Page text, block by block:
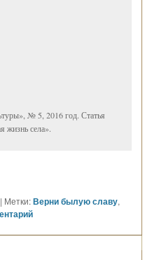
№ 5, 2016 год. Статья
жизнь села».
| Метки:Верни былую славу,